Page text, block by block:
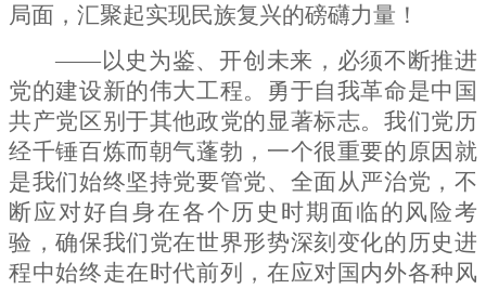
局面，汇聚起实现民族复兴的磅礴力量！
——以史为鉴、开创未来，必须不断推进
党的建设新的伟大工程。勇于自我革命是中国
共产党区别于其他政党的显著标志。我们党历
经千锤百炼而朝气蓬勃，一个很重要的原因就
是我们始终坚持党要管党、全面从严治党，不
断应对好自身在各个历史时期面临的风险考
验，确保我们党在世界形势深刻变化的历史进
程中始终走在时代前列，在应对国内外各种风